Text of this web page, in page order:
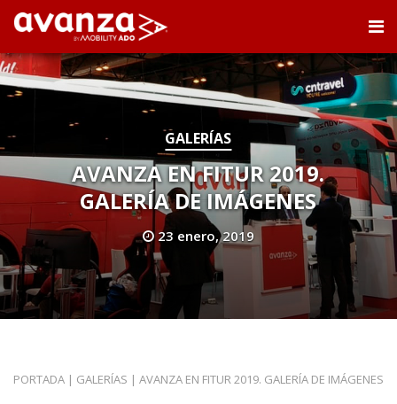
GALERÍAS
AVANZA EN FITUR 2019.
GALERÍA DE IMÁGENES
23 enero, 2019
PORTADA | GALERÍAS | AVANZA EN FITUR 2019. GALERÍA DE IMÁGENES